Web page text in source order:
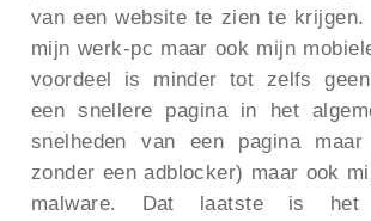
van een website te zien te krijgen.
mijn werk-pc maar ook mijn
voordeel is minder tot zelfs
een snellere pagina in het
snelheden van een pagina
zonder een adblocker) maar ook
malware. Dat laatste is het